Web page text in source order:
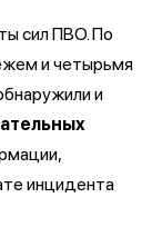
сил ПВО. По
и четырьмя
и
инцидента